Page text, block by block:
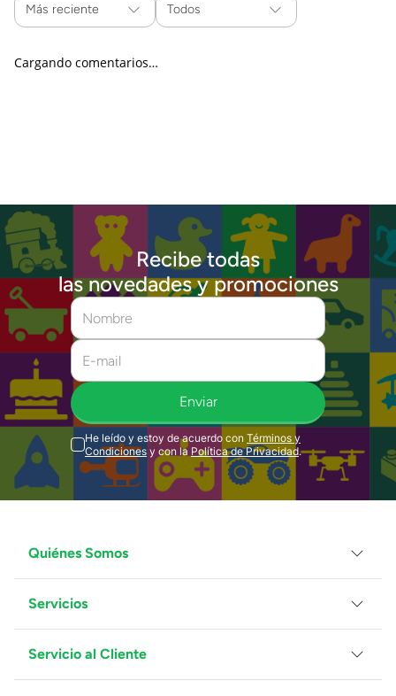
Más reciente Todos
Cargando comentarios…
Recibe todas
las novedades y promociones
Enviar
He leído y estoy de acuerdo con Términos y
Condiciones y con la Política de Privacidad.
Quiénes Somos
Grupo Juguetron
Localiza tu tienda
Blog
Servicios
Facturación
Proveedores
Servicio al Cliente